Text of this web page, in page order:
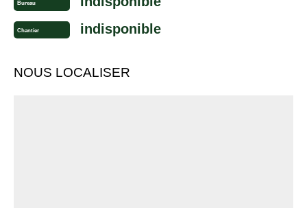
Bureau
Chantier indisponible
NOUS LOCALISER